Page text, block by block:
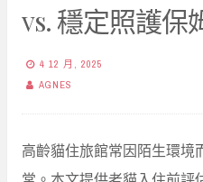
vs. 穩定照護保
4 12 月, 2025
AGNES
高齡貓住旅館常因陌生環境